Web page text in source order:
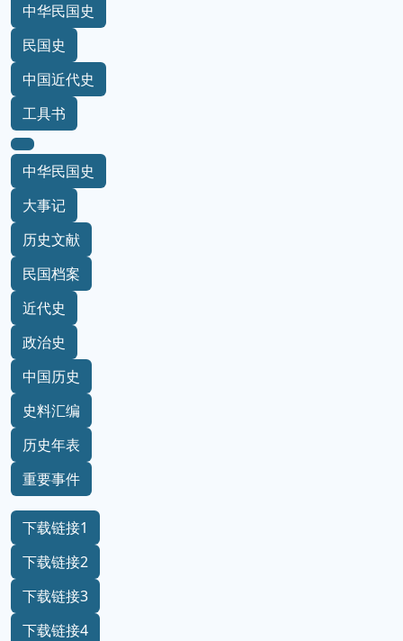
中华民国史
民国史
中国近代史
工具书
中华民国史
大事记
历史文献
民国档案
近代史
政治史
中国历史
史料汇编
历史年表
重要事件
下载链接1
下载链接2
下载链接3
下载链接4